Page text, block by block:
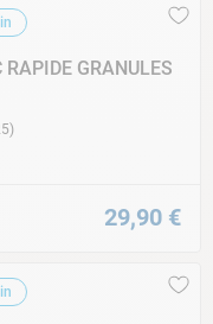
RAPIDE GRANULES
)
29,90 €